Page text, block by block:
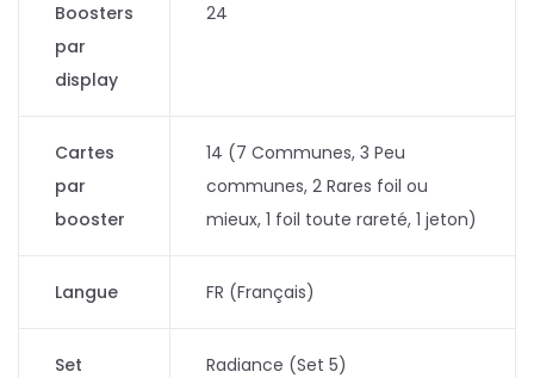
Boosters
par
display
24
Cartes
par
booster
14 (7 Communes, 3 Peu
communes, 2 Rares foil ou
mieux, 1 foil toute rareté, 1 jeton)
Langue FR (Français)
Set Radiance (Set 5)